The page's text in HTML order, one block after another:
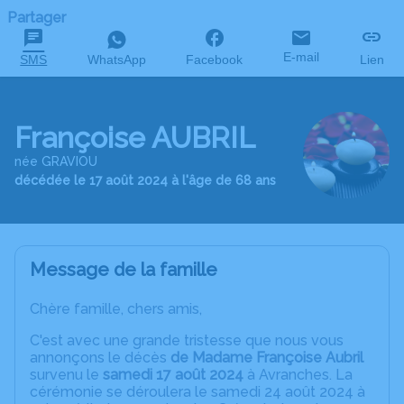
Partager
SMS WhatsApp Facebook E-mail Lien
Françoise AUBRIL
née GRAVIOU
décédée le 17 août 2024 à l'âge de 68 ans
Message de la famille
Chère famille, chers amis,
C'est avec une grande tristesse que nous vous
annonçons le décès de Madame Françoise Aubril
survenu le samedi 17 août 2024 à Avranches. La
cérémonie se déroulera le samedi 24 août 2024 à